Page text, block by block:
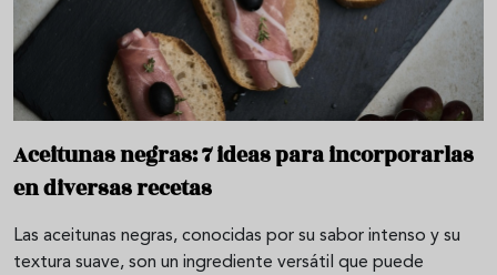
Aceitunas negras: 7 ideas para incorporarlas
en diversas recetas
Las aceitunas negras, conocidas por su sabor intenso y su
textura suave, son un ingrediente versátil que puede